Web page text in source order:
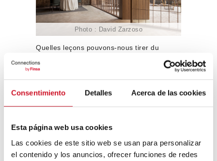
Consentimiento Detalles Acerca de las cookies
Esta página web usa cookies
Las cookies de este sitio web se usan para personalizar
el contenido y los anuncios, ofrecer funciones de redes
Photo : David Zarzoso
Quelles leçons pouvons-nous tirer du
, la salle concept qui a
été vue à Interihotel 2023, où sont utilisés
des matériaux Finsa ?
Il s’agit d’un exercice sur la manière d’être
créatif dans très peu de mètres carrés.
vénitien, qui n’est presque jamais destiné à
connecteur, séparateur, revêtement, voire
plafond. Nous avons réinterprété cet outil,